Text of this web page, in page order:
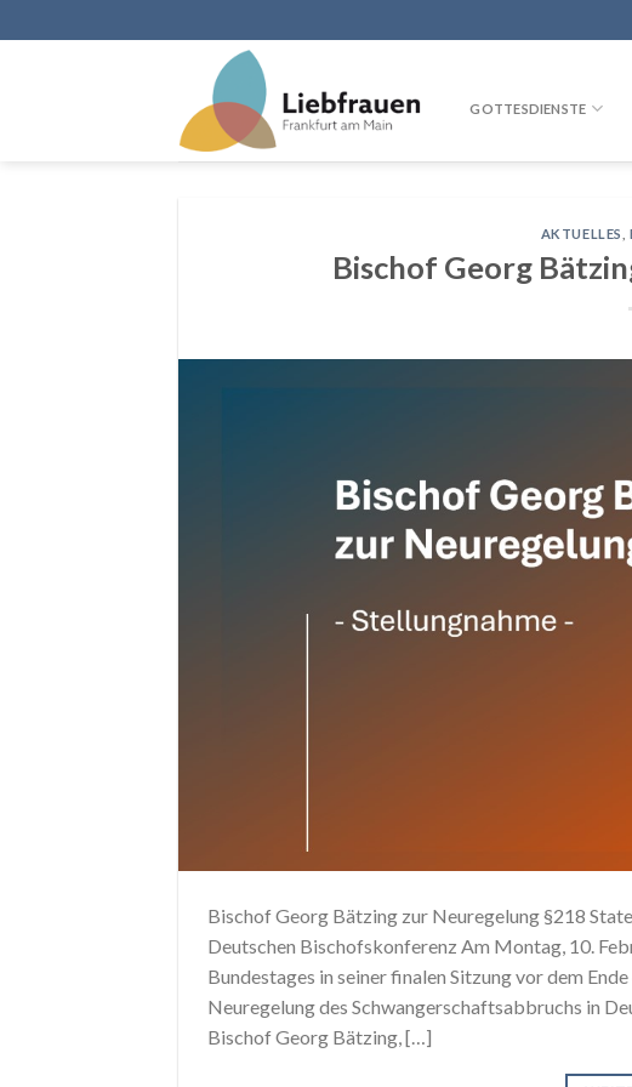
to
GOTTESDIENSTE
AKTUELLES
Bischof Georg
Bischof Georg Bätzing zur Neuregelung §218
Deutschen Bischofskonferenz Am Montag, 10.
Bundestages in seiner finalen Sitzung vor dem
Neuregelung des Schwangerschaftsabbruchs in
Bischof Georg Bätzing, […]